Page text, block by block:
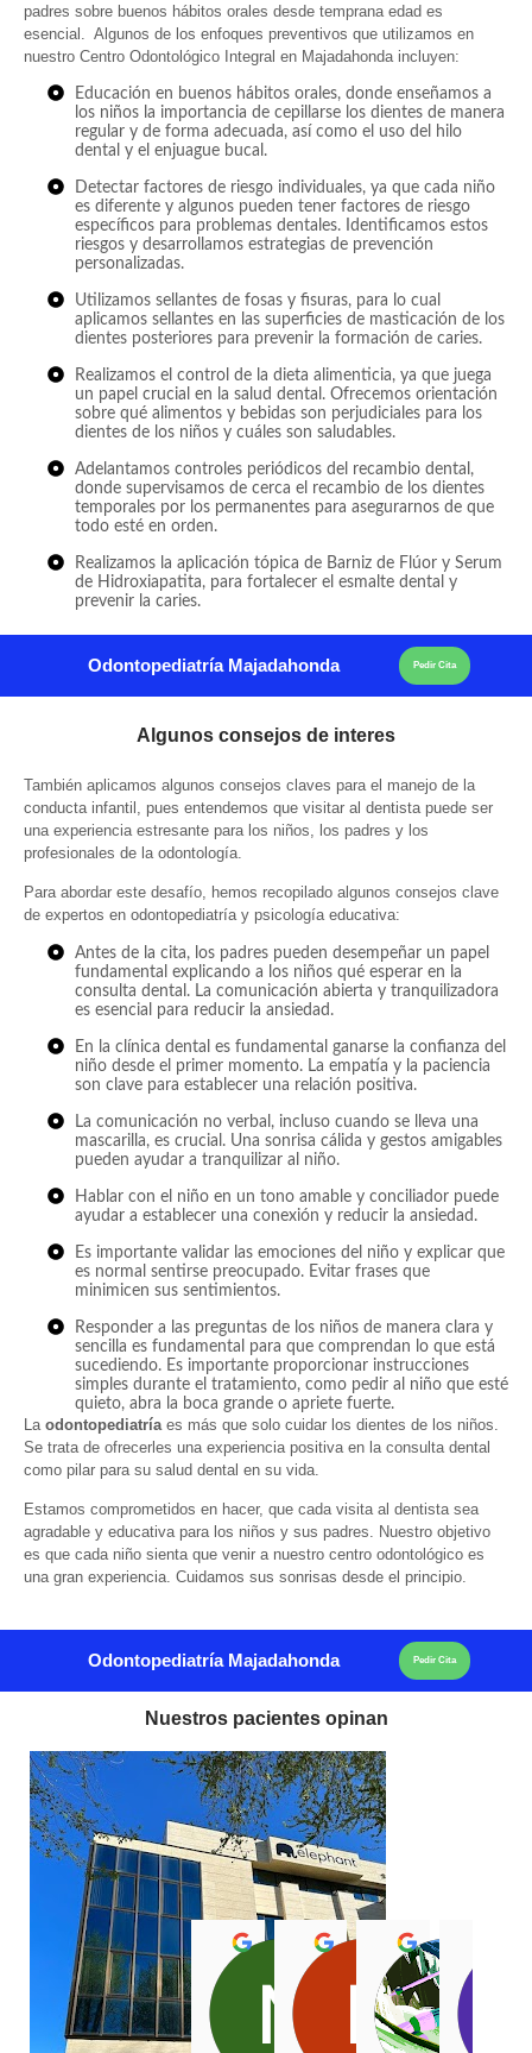
padres sobre buenos hábitos orales desde temprana edad es
esencial. Algunos de los enfoques preventivos que utilizamos en
nuestro Centro Odontológico Integral en Majadahonda incluyen:
Educación en buenos hábitos orales, donde enseñamos a
los niños la importancia de cepillarse los dientes de manera
regular y de forma adecuada, así como el uso del hilo
dental y el enjuague bucal.
Detectar factores de riesgo individuales, ya que cada niño
es diferente y algunos pueden tener factores de riesgo
específicos para problemas dentales. Identificamos estos
riesgos y desarrollamos estrategias de prevención
personalizadas.
Utilizamos sellantes de fosas y fisuras, para lo cual
aplicamos sellantes en las superficies de masticación de los
dientes posteriores para prevenir la formación de caries.
Realizamos el control de la dieta alimenticia, ya que juega
un papel crucial en la salud dental. Ofrecemos orientación
sobre qué alimentos y bebidas son perjudiciales para los
dientes de los niños y cuáles son saludables.
Adelantamos controles periódicos del recambio dental,
donde supervisamos de cerca el recambio de los dientes
temporales por los permanentes para asegurarnos de que
todo esté en orden.
Realizamos la aplicación tópica de Barniz de Flúor y Serum
de Hidroxiapatita, para fortalecer el esmalte dental y
prevenir la caries.
Odontopediatría Majadahonda Pedir Cita
Algunos consejos de interes
También aplicamos algunos consejos claves para el manejo de la
conducta infantil, pues entendemos que visitar al dentista puede ser
una experiencia estresante para los niños, los padres y los
profesionales de la odontología.
Para abordar este desafío, hemos recopilado algunos consejos clave
de expertos en odontopediatría y psicología educativa:
Antes de la cita, los padres pueden desempeñar un papel
fundamental explicando a los niños qué esperar en la
consulta dental. La comunicación abierta y tranquilizadora
es esencial para reducir la ansiedad.
En la clínica dental es fundamental ganarse la confianza del
niño desde el primer momento. La empatía y la paciencia
son clave para establecer una relación positiva.
La comunicación no verbal, incluso cuando se lleva una
mascarilla, es crucial. Una sonrisa cálida y gestos amigables
pueden ayudar a tranquilizar al niño.
Hablar con el niño en un tono amable y conciliador puede
ayudar a establecer una conexión y reducir la ansiedad.
Es importante validar las emociones del niño y explicar que
es normal sentirse preocupado. Evitar frases que
minimicen sus sentimientos.
Responder a las preguntas de los niños de manera clara y
sencilla es fundamental para que comprendan lo que está
sucediendo. Es importante proporcionar instrucciones
simples durante el tratamiento, como pedir al niño que esté
quieto, abra la boca grande o apriete fuerte.
La odontopediatría es más que solo cuidar los dientes de los niños.
Se trata de ofrecerles una experiencia positiva en la consulta dental
como pilar para su salud dental en su vida.
Estamos comprometidos en hacer, que cada visita al dentista sea
agradable y educativa para los niños y sus padres. Nuestro objetivo
es que cada niño sienta que venir a nuestro centro odontológico es
una gran experiencia. Cuidamos sus sonrisas desde el principio.
Odontopediatría Majadahonda Pedir Cita
Nuestros pacientes opinan